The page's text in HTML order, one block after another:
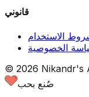
قانوني
الاستخدام
الخصوصية
© 2026 Nikandr's
صُنع بحب